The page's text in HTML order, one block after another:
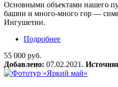
Основными объектами нашего
башни и много-много гор —
Ингушетии.
Подробнее
55 000 руб.
Добавлено: 07.02.2021.